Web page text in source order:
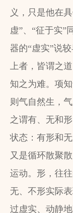
义，只是他在
虚”、“征于实”
器的“虚实”说
上者，皆谓之
知之为难。项
则气自然生，
之谓有、无和
状态：有形和
又是循环散聚
运动。形，往
无、不形实际
过虚实、动静